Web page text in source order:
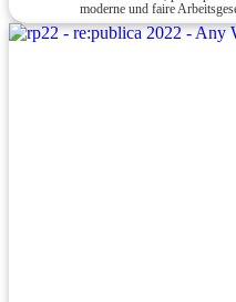
moderne und faire